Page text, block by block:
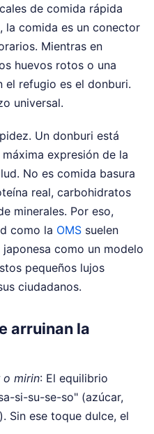
de comida rápida
la comida es un conector
Mientras en
huevos rotos o una
refugio es el donburi.
universal.
Un donburi está
expresión de la
No es comida basura
real, carbohidratos
minerales. Por eso,
como la OMS suelen
como un modelo
pequeños lujos
ciudadanos.
arruinan la
o mirin: El equilibrio
si-su-se-so" (azúcar,
Sin ese toque dulce, el